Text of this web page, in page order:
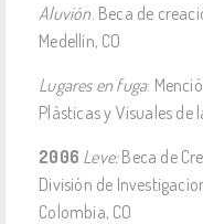
Aluvión. Beca de
Medellín, CO
Lugares en fuga:
Plásticas y Visuales de
2006 Leve:Beca de
División de
Colombia, CO